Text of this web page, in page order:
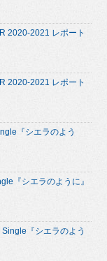
2020-2021 レポート
2020-2021 レポート
『シエラのよう
『シエラのように』
『シエラのよう